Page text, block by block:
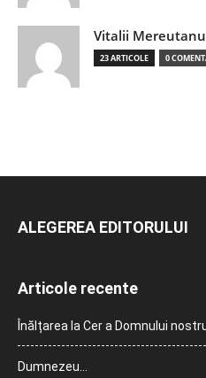
Vitalii Mereutanu
23 ARTICOLE 0
ALEGEREA EDITORULUI
Articole recente
Înălțarea la Cer a Domnului
Dumnezeu…